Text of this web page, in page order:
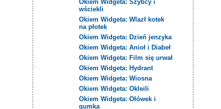
Okiem Widgeta: Szybcy i
wściekli
Okiem Widgeta: Wlazł kotek
na płotek
Okiem Widgeta: Dzień jenzyka
Okiem Widgeta: Anioł i Diabeł
Okiem Widgeta: Film się urwał
Okiem Widgeta: Hydrant
Okiem Widgeta: Wiosna
Okiem Widgeta: Okleili
Okiem Widgeta: Ołówek i
gumka